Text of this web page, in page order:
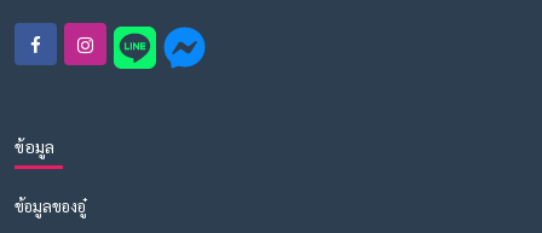
ข้อมูล
ข้อมูลของอู๋